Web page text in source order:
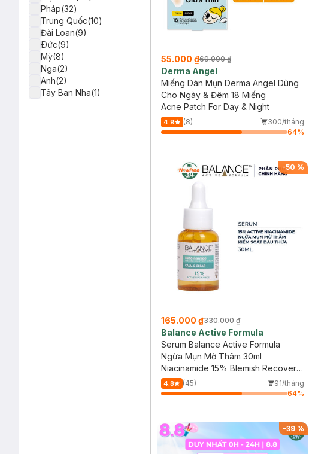
Pháp(32)
Trung Quốc(10)
Đài Loan(9)
Ðức(9)
Mỹ(8)
Nga(2)
Anh(2)
Tây Ban Nha(1)
55.000 ₫69.000 ₫
Derma Angel
Miếng Dán Mụn Derma Angel Dùng
Cho Ngày & Đêm 18 Miếng
Acne Patch For Day & Night
4.9 (8)
300/tháng
64%
-50 %
165.000 ₫330.000 ₫
Balance Active Formula
Serum Balance Active Formula
Ngừa Mụn Mờ Thâm 30ml
Niacinamide 15% Blemish Recovery
Serum
4.8 (45)
91/tháng
64%
-39%